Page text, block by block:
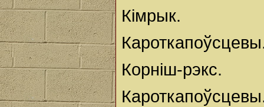
Кімрык.
Корніш-рэкс.